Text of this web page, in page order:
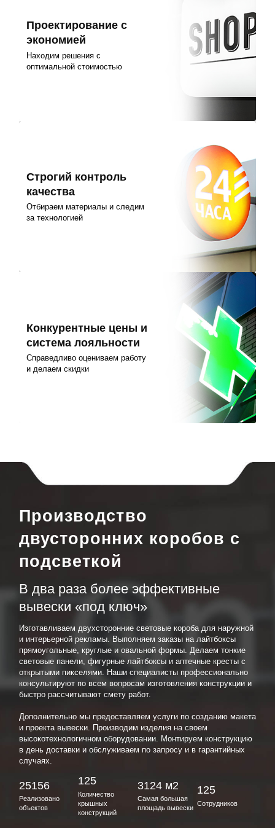
Проектирование с
экономией
Находим решения с
оптимальной стоимостью
Строгий контроль
качества
Отбираем материалы и следим
за технологией
Конкурентные цены и
система лояльности
Справедливо оцениваем работу
и делаем скидки
Производство
двусторонних коробов с
подсветкой
В два раза более эффективные
вывески «под ключ»
Изготавливаем двухсторонние световые короба для наружной
и интерьерной рекламы. Выполняем заказы на лайтбоксы
прямоугольные, круглые и овальной формы. Делаем тонкие
световые панели, фигурные лайтбоксы и аптечные кресты с
открытыми пикселями. Наши специалисты профессионально
консультируют по всем вопросам изготовления конструкции и
быстро рассчитывают смету работ.
Дополнительно мы предоставляем услуги по созданию макета
и проекта вывески. Производим изделия на своем
высокотехнологичном оборудовании. Монтируем конструкцию
в день доставки и обслуживаем по запросу и в гарантийных
случаях.
25156
Реализовано
объектов
125
Количество
крышных
конструкций
3124 м2
Самая большая
площадь вывески
125
Сотрудников